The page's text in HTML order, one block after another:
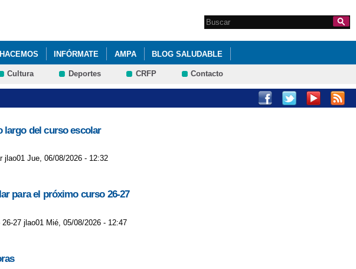
Formulario de
búsqueda
Search this site
INFÓRMATE AMPA BLOG SALUDABLE
Cultura Deportes CRFP Contacto
largo del curso escolar
jlao01 Jue, 06/08/2026 - 12:32
para el próximo curso 26-27
27 jlao01 Mié, 05/08/2026 - 12:47